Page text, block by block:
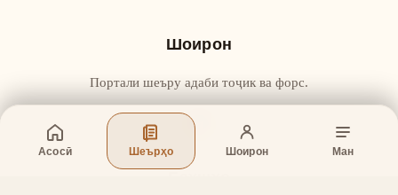
Асосӣ Шеърҳо Шоирон Ман
Шоирон
Портали шеъру адаби тоҷик ва форс.